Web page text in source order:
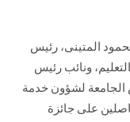
المتينى، رئيس
ونائب رئيس
الجامعة لشؤون خدمة
على جائزة